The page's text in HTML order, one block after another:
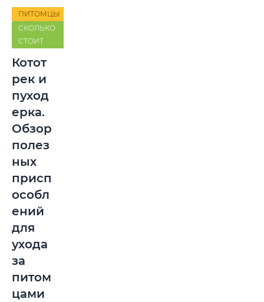
ПИТОМЦЫ
СКОЛЬКО
СТОИТ
Котот
рек и
пуход
ерка.
Обзор
полез
ных
присп
особл
ений
для
ухода
за
питом
цами